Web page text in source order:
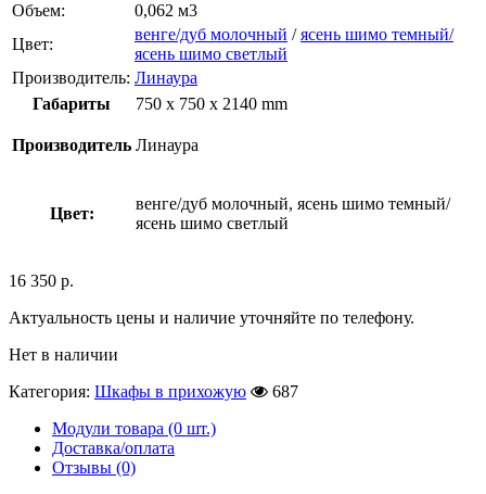
Объем:
0,062 м3
Цвет:
венге/дуб молочный /ясень шимо темный/
ясень шимо светлый
Производитель: Линаура
Габариты
750 x 750 x 2140 mm
Производитель Линаура
Цвет:
венге/дуб молочный, ясень шимо темный/
ясень шимо светлый
16 350 р.
Актуальность цены и наличие уточняйте по телефону.
Нет в наличии
Категория: Шкафы в прихожую
687
Модули товара (0 шт.)
Доставка/оплата
Отзывы (0)